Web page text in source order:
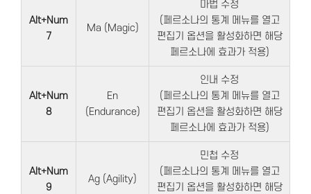
Alt+Num
7
Ma (Magic)
마법 수정
(페르소나의 통계 메뉴를 열고
편집기 옵션을 활성화하면 해당
페르소나에 효과가 적용)
Alt+Num
8
En
(Endurance)
인내 수정
(페르소나의 통계 메뉴를 열고
편집기 옵션을 활성화하면 해당
페르소나에 효과가 적용)
Alt+Num
9
Ag (Agility)
민첩 수정
(페르소나의 통계 메뉴를 열고
편집기 옵션을 활성화하면 해당